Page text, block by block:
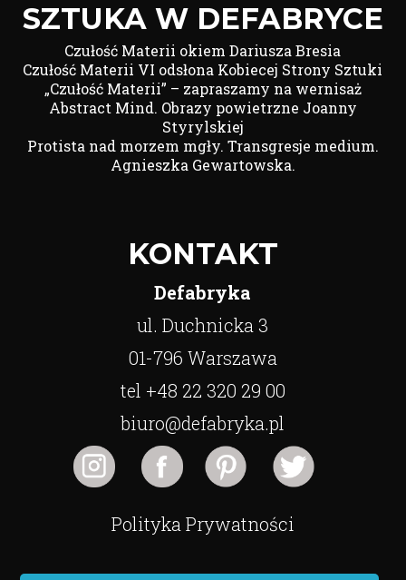
SZTUKA W DEFABRYCE
Czułość Materii okiem Dariusza Bresia
Czułość Materii VI odsłona Kobiecej Strony Sztuki
„Czułość Materii” – zapraszamy na wernisaż
Abstract Mind. Obrazy powietrzne Joanny
Styrylskiej
Protista nad morzem mgły. Transgresje medium.
Agnieszka Gewartowska.
KONTAKT
Defabryka
ul. Duchnicka 3
01-796 Warszawa
tel +48 22 320 29 00
biuro@defabryka.pl
Polityka Prywatności